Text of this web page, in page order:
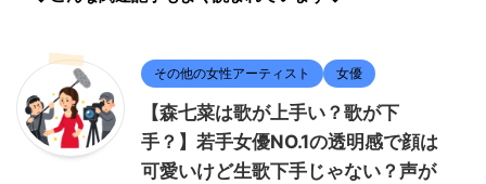
その他の女性アーティスト 女優
【森七菜は歌が上手い？歌が下
手？】若手女優NO.1の透明感で顔は
可愛いけど生歌下手じゃない？声が